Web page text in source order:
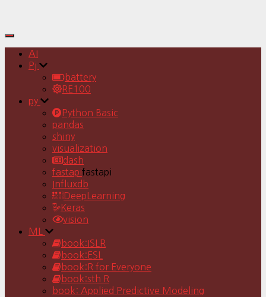
Toggle
Navigation
AI
Pj
battery
RE100
py
Python Basic
pandas
shiny
visualization
dash
fastapifastapi
Influxdb
DeepLearning
Keras
vision
ML
book:ISLR
book:ESL
book:R for Everyone
book:sth R
book: Applied Predictive Modeling